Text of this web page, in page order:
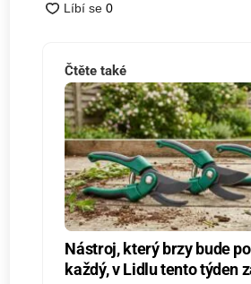
Čtěte také
Nástroj, který brzy bude
každý, v Lidlu tento týden